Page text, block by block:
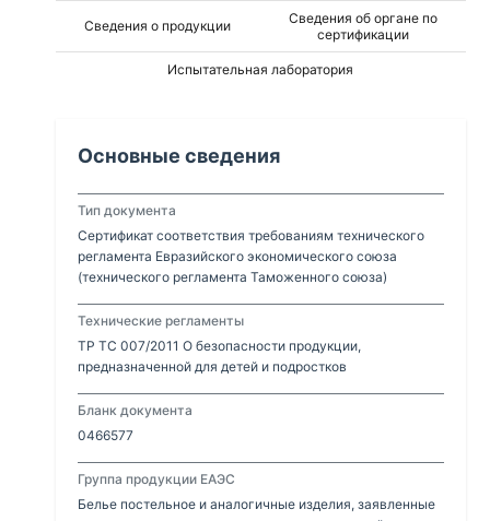
Сведения о продукции
Сведения об органе по
сертификации
Испытательная лаборатория
Основные сведения
Тип документа
Сертификат соответствия требованиям технического
регламента Евразийского экономического союза
(технического регламента Таможенного союза)
Технические регламенты
ТР ТС 007/2011 О безопасности продукции,
предназначенной для детей и подростков
Бланк документа
0466577
Группа продукции ЕАЭС
Белье постельное и аналогичные изделия, заявленные